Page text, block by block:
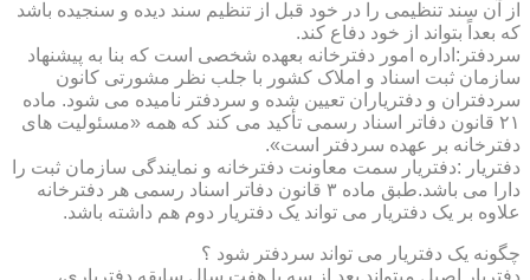
از آن سند تنظیمی را در خود قبل از تنظیم سند دیده و سنجیده باشد
که بعداً بتواند از خود دفاع کند.
سردفتر:اداره امور دفترخانه بعهده شخصی است که بنا به پیشنهاد
سازمان ثبت اسناد و املاک کشور با جلب نظر مشورتی کانون
سردفتران و دفتریاران تعیین شده و سردفتر نامیده می شود. ماده
۲۱ قانون دفاتر اسناد رسمی تأکید می کند که همه «مسئولیت های
دفترخانه بر عهده سردفتر است».
دفتریار :دفتریار سمت معاونت دفترخانه و نمایندگی سازمان ثبت را
دارا می باشد.طبق ماده ۳ قانون دفاتر اسناد رسمی هر دفترخانه
علاوه بر یک دفتریار می تواند یک دفتریار دوم هم داشته باشد.
چگونه یک دفتریار می تواند سردفتر شود ؟